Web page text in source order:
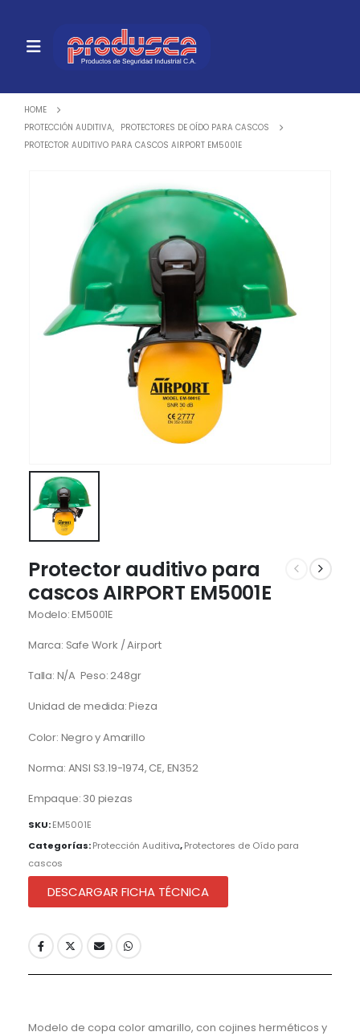
HOME
PROTECCIÓN AUDITIVA
PROTECTORES DE OÍDO PARA CASCOS
PROTECTOR AUDITIVO PARA CASCOS AIRPORT EM5001E
Protector auditivo para
cascos AIRPORT EM5001E
Modelo: EM5001E
Marca: Safe Work / Airport
Talla: N/A Peso: 248gr
Unidad de medida: Pieza
Color: Negro y Amarillo
Norma: ANSI S3.19-1974, CE, EN352
Empaque: 30 piezas
SKU:EM5001E
Categorías:Protección Auditiva,Protectores de Oído para
cascos
DESCARGAR FICHA TÉCNICA
Modelo de copa color amarillo, con cojines herméticos y